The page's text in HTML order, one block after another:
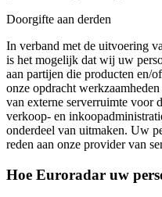
Doorgifte aan derden
In verband met de uitvoering
is het mogelijk dat wij uw
aan partijen die producten en/
onze opdracht
van externe serverruimte voor
verkoop- en
onderdeel van uitmaken. Uw
reden aan onze provider van
Hoe Euroradar uw